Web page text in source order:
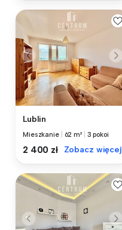
Lublin
Mieszkanie 62 m² 3 pokoi
2 400 zł Zobacz więcej